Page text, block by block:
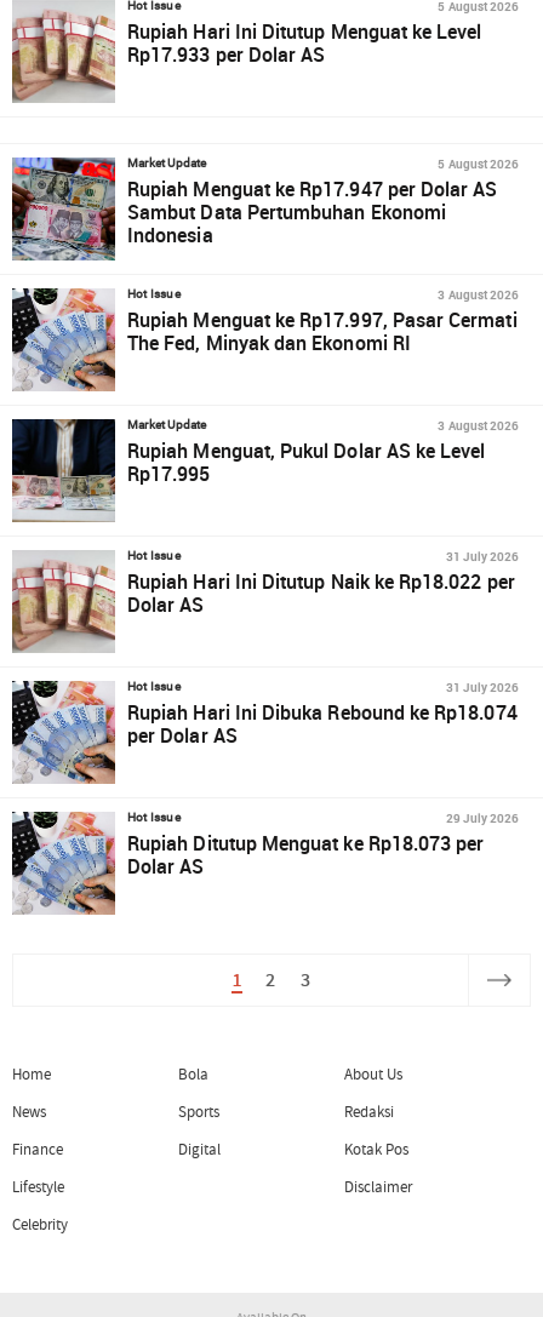
Hot Issue 5 August 2026
Rupiah Hari Ini Ditutup Menguat ke Level
Rp17.933 per Dolar AS
Market Update 5 August 2026
Rupiah Menguat ke Rp17.947 per Dolar AS
Sambut Data Pertumbuhan Ekonomi
Indonesia
Hot Issue 3 August 2026
Rupiah Menguat ke Rp17.997, Pasar Cermati
The Fed, Minyak dan Ekonomi RI
Market Update 3 August 2026
Rupiah Menguat, Pukul Dolar AS ke Level
Rp17.995
Hot Issue 31 July 2026
Rupiah Hari Ini Ditutup Naik ke Rp18.022 per
Dolar AS
Hot Issue 31 July 2026
Rupiah Hari Ini Dibuka Rebound ke Rp18.074
per Dolar AS
Hot Issue 29 July 2026
Rupiah Ditutup Menguat ke Rp18.073 per
Dolar AS
1 2 3
Home
News
Finance
Lifestyle
Celebrity
Bola
Sports
Digital
About Us
Redaksi
Kotak Pos
Disclaimer